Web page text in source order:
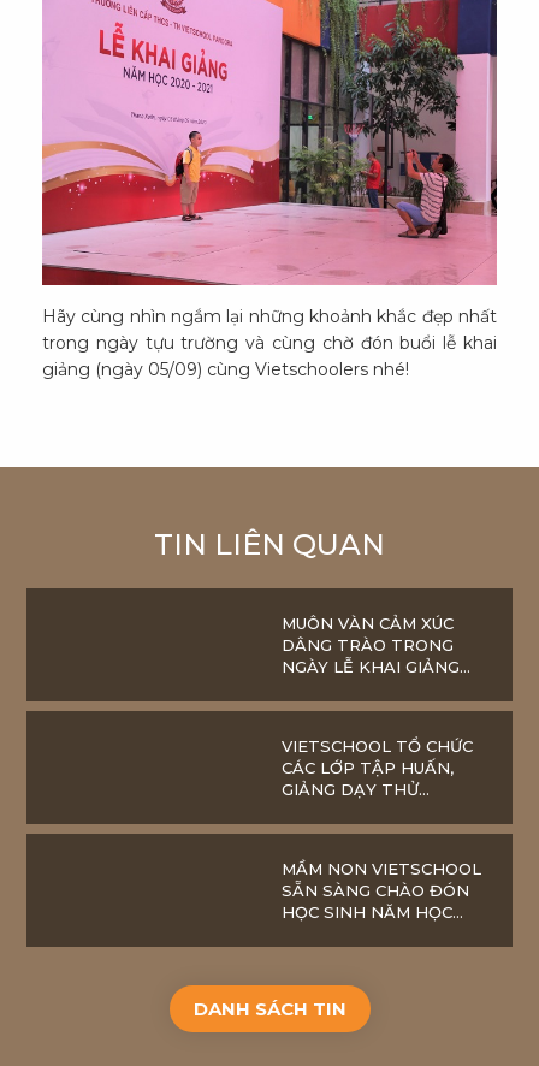
Hãy cùng nhìn ngắm lại những khoảnh khắc đẹp nhất
trong ngày tựu trường và cùng chờ đón buổi lễ khai
giảng (ngày 05/09) cùng Vietschoolers nhé!
TIN LIÊN QUAN
MUÔN VÀN CẢM XÚC
DÂNG TRÀO TRONG
NGÀY LỄ KHAI GIẢNG
2020 – 2021 TẠI
VIETSCHOOL TỔ CHỨC
CÁC LỚP TẬP HUẤN,
GIẢNG DẠY THỬ
SẴN SÀNG CHÀO ĐÓN
MẦM NON VIETSCHOOL
SẴN SÀNG CHÀO ĐÓN
HỌC SINH NĂM HỌC
DANH SÁCH TIN